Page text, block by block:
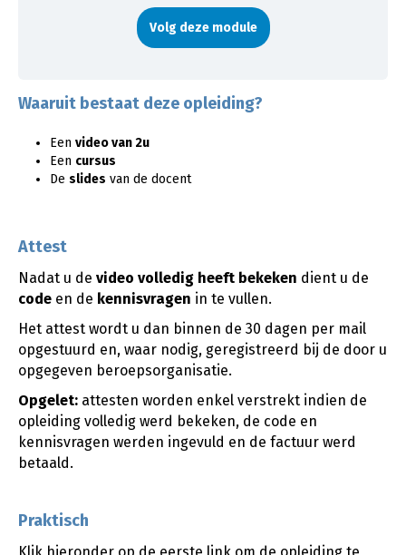
Volg deze module
Waaruit bestaat deze opleiding?
Een video van 2u
Een cursus
De slides van de docent
Attest
Nadat u de video volledig heeft bekeken dient u de
code en de kennisvragen in te vullen.
Het attest wordt u dan binnen de 30 dagen per mail
opgestuurd en, waar nodig, geregistreerd bij de door u
opgegeven beroepsorganisatie.
Opgelet: attesten worden enkel verstrekt indien de
opleiding volledig werd bekeken, de code en
kennisvragen werden ingevuld en de factuur werd
betaald.
Praktisch